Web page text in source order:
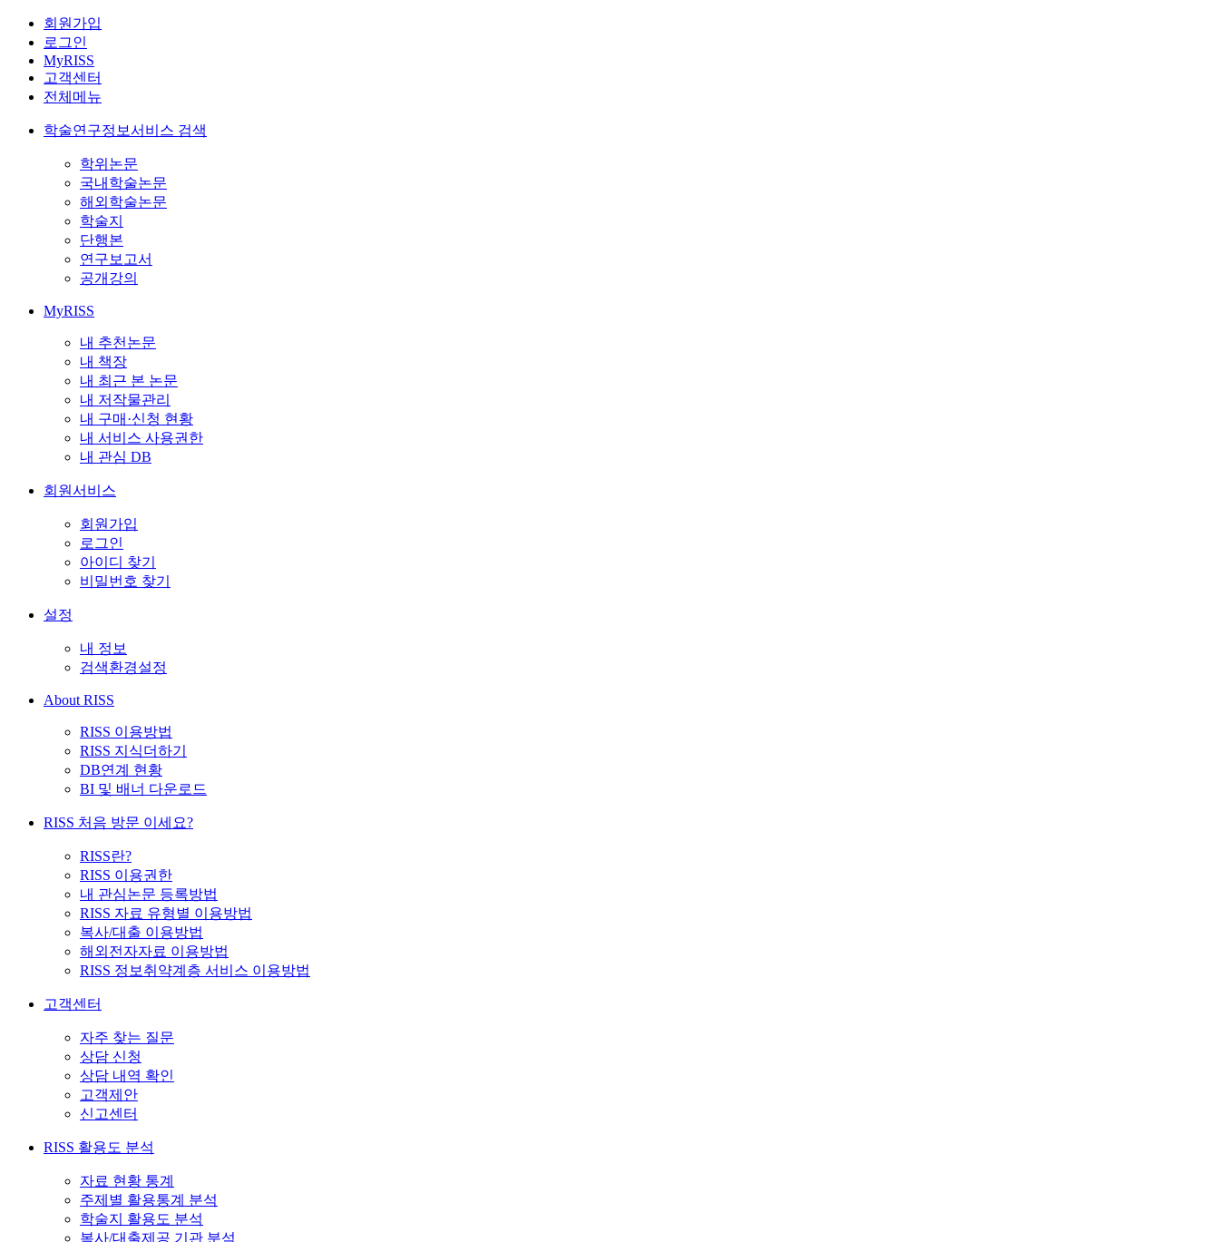
회원가입
로그인
MyRISS
고객센터
전체메뉴
학술연구정보서비스 검색
학위논문
국내학술논문
해외학술논문
학술지
단행본
연구보고서
공개강의
MyRISS
내 추천논문
내 책장
내 최근 본 논문
내 저작물관리
내 구매·신청 현황
내 서비스 사용권한
내 관심 DB
회원서비스
회원가입
로그인
아이디 찾기
비밀번호 찾기
설정
내 정보
검색환경설정
About RISS
RISS 이용방법
RISS 지식더하기
DB연계 현황
BI 및 배너 다운로드
RISS 처음 방문 이세요?
RISS란?
RISS 이용권한
내 관심논문 등록방법
RISS 자료 유형별 이용방법
복사/대출 이용방법
해외전자자료 이용방법
RISS 정보취약계층 서비스 이용방법
고객센터
자주 찾는 질문
상담 신청
상담 내역 확인
고객제안
신고센터
RISS 활용도 분석
자료 현황 통계
주제별 활용통계 분석
학술지 활용도 분석
복사/대출제공 기관 분석